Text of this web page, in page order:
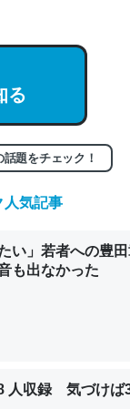
考察（１） -
ンだと英語小説100
、短期記憶という
か。知らんかった
の大問題＝「昆虫はな
る
題をチェック！
人気記事
い」若者への豊
も出なかった
人収録 気づけば